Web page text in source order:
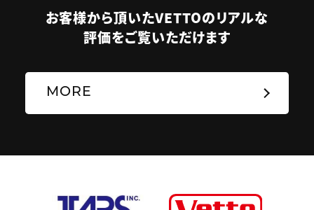
お客様から頂いたVETTOのリアルな
評価をご覧いただけます
MORE